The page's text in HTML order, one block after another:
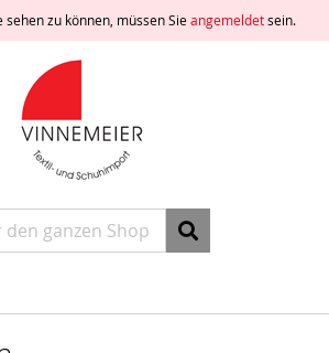
zu können, müssen Sieangemeldetsein.
Suche
freischalten
erstellen